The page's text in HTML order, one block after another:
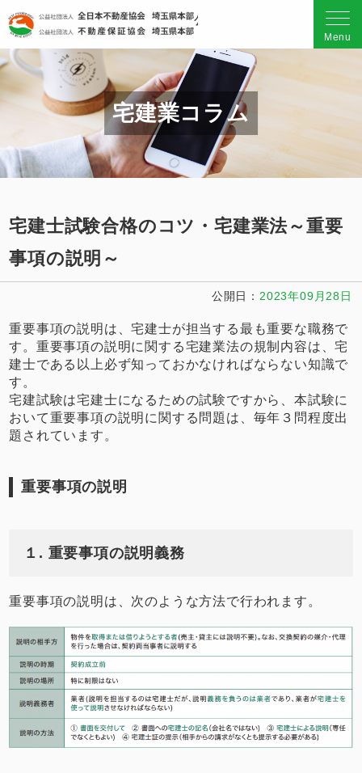
公益社団法人 全日本不動
Menu
宅建業コラム
宅建士試験合格のコツ・宅建業法～重要
事項の説明～
公開日 2023年09月28日
重要事項の説明は、宅建士が担当する最も重要な職務で
す。重要事項の説明に関する宅建業法の規制内容は、宅
建士である以上必ず知っておかなければならない知識で
す。
宅建試験は宅建士になるための試験ですから、本試験に
おいて重要事項の説明に関する問題は、毎年３問程度出
題されています。
重要事項の説明
１. 重要事項の説明義務
重要事項の説明は、次のような方法で行われます。